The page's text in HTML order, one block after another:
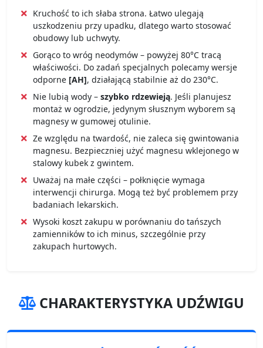
Kruchość to ich słaba strona. Łatwo ulegają
uszkodzeniu przy upadku, dlatego warto stosować
obudowy lub uchwyty.
Gorąco to wróg neodymów – powyżej 80°C tracą
właściwości. Do zadań specjalnych polecamy wersje
odporne [AH], działającą stabilnie aż do 230°C.
Nie lubią wody – szybko rdzewieją. Jeśli planujesz
montaż w ogrodzie, jedynym słusznym wyborem są
magnesy w gumowej otulinie.
Ze względu na twardość, nie zaleca się gwintowania
magnesu. Bezpieczniej użyć magnesu wklejonego w
stalowy kubek z gwintem.
Uważaj na małe części – połknięcie wymaga
interwencji chirurga. Mogą też być problemem przy
badaniach lekarskich.
Wysoki koszt zakupu w porównaniu do tańszych
zamienników to ich minus, szczególnie przy
zakupach hurtowych.
CHARAKTERYSTYKA UDŹWIGU